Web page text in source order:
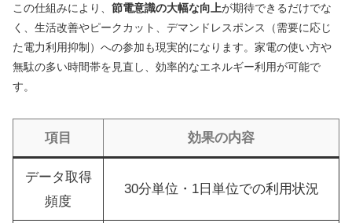
この仕組みにより、 節電意識の大幅な向上が期待できるだけでな
く、生活改善やピークカット、デマンドレスポンス（需要に応じ
た電力利用抑制）への参加も現実的になります。家電の使い方や
無駄の多い時間帯を見直し、効率的なエネルギー利用が可能で
す。
項目 効果の内容
データ取得
頻度
30分単位・1日単位での利用状況